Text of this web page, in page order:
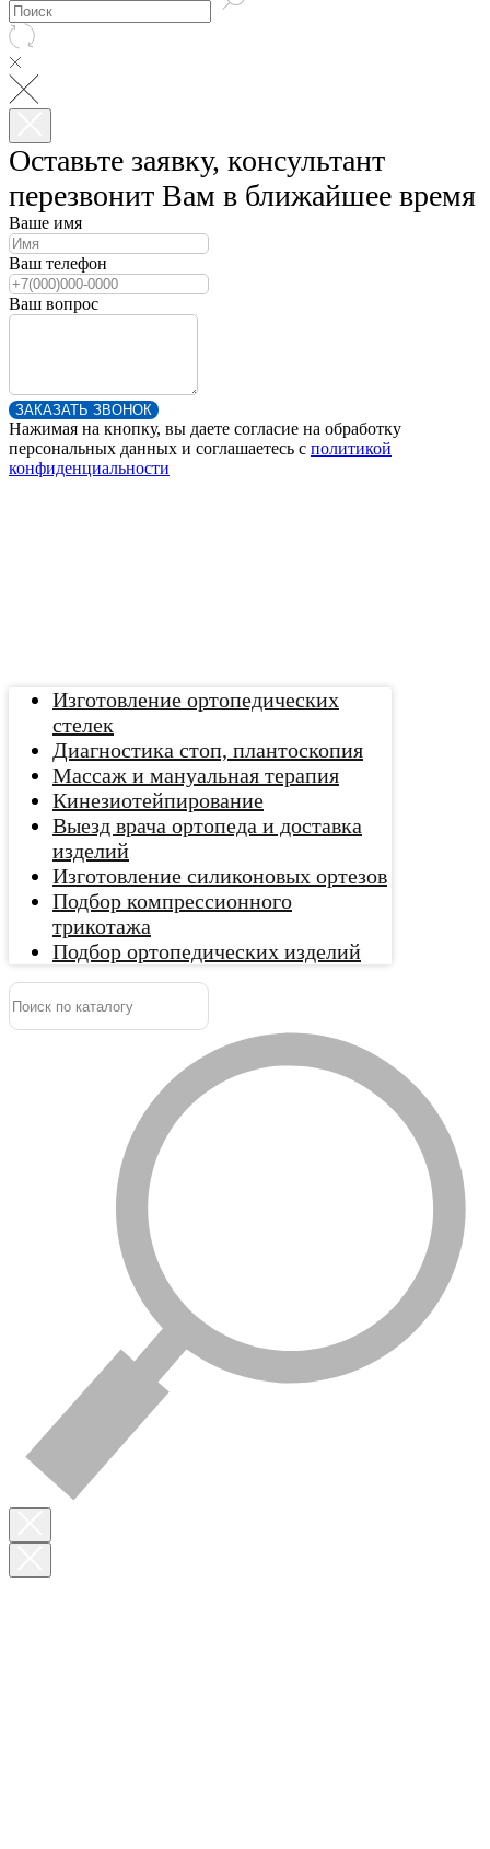
Оставьте заявку, консультант
перезвонит Вам в ближайшее время
Ваше имя
Ваш телефон
Ваш вопрос
ЗАКАЗАТЬ ЗВОНОК
Нажимая на кнопку, вы даете согласие на обработку
персональных данных и соглашаетесь c политикой
конфиденциальности
Изготовление ортопедических
стелек
Диагностика стоп, плантоскопия
Массаж и мануальная терапия
Кинезиотейпирование
Выезд врача ортопеда и доставка
изделий
Изготовление силиконовых ортезов
Подбор компрессионного
трикотажа
Подбор ортопедических изделий